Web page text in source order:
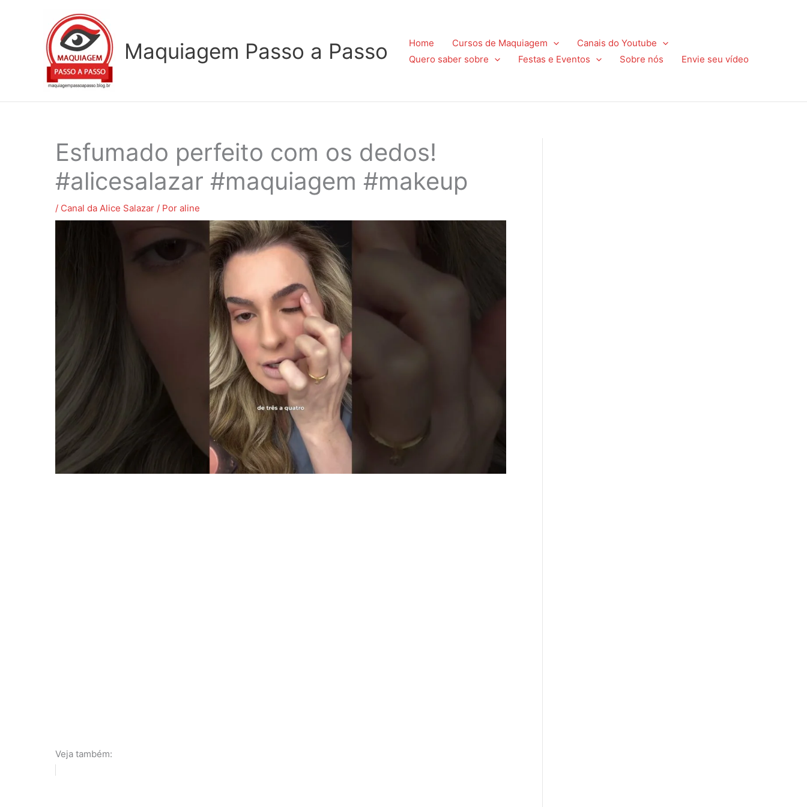
Maquiagem Passo a Passo Home Cursos de Maquiagem
Canais do Youtube
Quero saber sobre
Festas e Eventos Sobre nós Envie seu vídeo
Esfumado perfeito com os dedos!
#alicesalazar #maquiagem #makeup
/ Canal da Alice Salazar / Por aline
Veja também: